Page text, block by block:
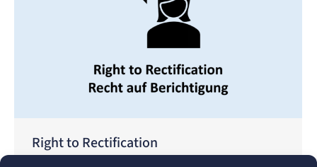
Right to Rectification